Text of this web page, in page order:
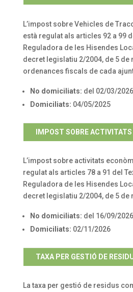
L’impost sobre Vehicles de
està regulat als articles 92 a 99
Reguladora de les Hisendes
decret legislatiu 2/2004, de 5 de
ordenances fiscals de cada
No domiciliats: del 02/03/
Domiciliats: 04/05/2025
IMPOST SOBRE
L’impost sobre activitats
regulat als articles 78 a 91 del
Reguladora de les Hisendes
decret legislatiu 2/2004, de 5 de
No domiciliats: del 16/09/
Domiciliats: 02/11/2026
TAXA PER GESTIÓ DE
La taxa per gestió de residus